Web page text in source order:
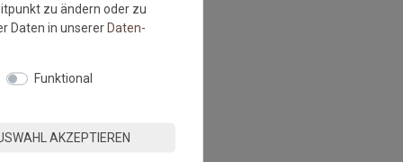
zu ändern oder zu
Daten in unsererDaten­
Funktional
AKZEPTIEREN